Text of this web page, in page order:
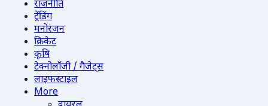
राजनीति
ट्रेंडिंग
मनोरंजन
क्रिकेट
कृषि
टेक्नोलॉजी / गैजेट्स
लाइफस्टाइल
More